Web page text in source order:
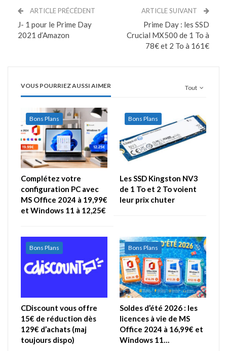
ARTICLE PRÉCÉDENT
J- 1 pour le Prime Day
2021 d’Amazon
ARTICLE SUIVANT
Prime Day : les SSD
Crucial MX500 de 1 To à
78€ et 2 To à 161€
Tout
VOUS POURRIEZ AUSSI AIMER
Bons Plans
Complétez votre
configuration PC avec
MS Office 2024 à 19,99€
et Windows 11 à 12,25€
Bons Plans
Les SSD Kingston NV3
de 1 To et 2 To voient
leur prix chuter
Bons Plans
CDiscount vous offre
15€ de réduction dès
129€ d’achats (maj
toujours dispo)
Bons Plans
Soldes d’été 2026 : les
licences à vie de MS
Office 2024 à 16,99€ et
Windows 11…